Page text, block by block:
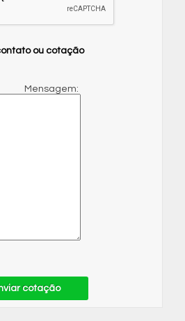
ou cotação
Mensagem:
cotação